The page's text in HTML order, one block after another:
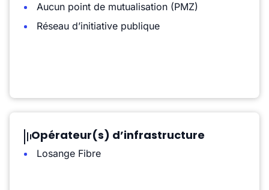
Aucun point de mutualisation (PMZ)
Réseau d’initiative publique
Opérateur(s) d’infrastructure
Losange Fibre